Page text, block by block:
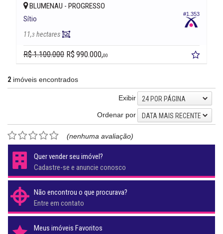
#1.353
BLUMENAU - PROGRESSO
Sítio
11,3 hectares
R$ 1.100.000 R$ 990.000,00
2 imóveis encontrados
Exibir
24 POR PÁGINA
Ordenar por
DATA MAIS RECENTE
(nenhuma avaliação)
Quer vender seu imóvel?
Cadastre-se e anuncie conosco
Não encontrou o que procurava?
Entre em contato
Meus imóveis Favoritos